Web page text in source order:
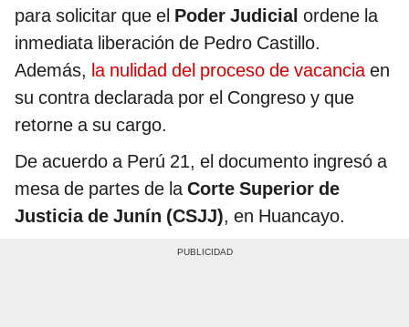
para solicitar que el Poder Judicial ordene la
inmediata liberación de Pedro Castillo.
Además, la nulidad del proceso de vacanciaen
su contra declarada por el Congreso y que
retorne a su cargo.
De acuerdo a Perú 21, el documento ingresó a
mesa de partes de laCorte Superior de
Justicia de Junín (CSJJ), en Huancayo.